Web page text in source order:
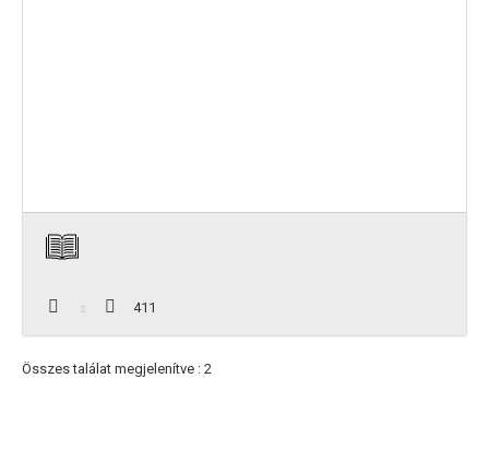
411
Összes találat megjelenítve : 2